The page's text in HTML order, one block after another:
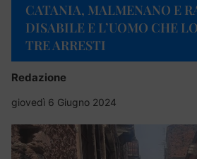
CATANIA, MALMENANO E
DISABILE E L’UOMO CHE
TRE ARRESTI
Redazione
giovedì 6 Giugno 2024